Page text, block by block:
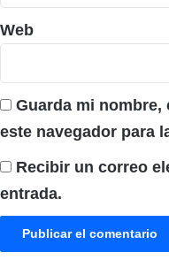
Web
Guarda mi
este navegador para
Recibir un correo
entrada.